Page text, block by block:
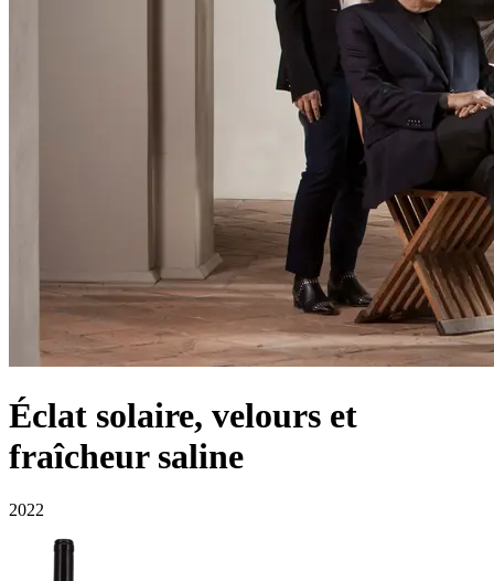
Éclat solaire, velours et
fraîcheur saline
2022